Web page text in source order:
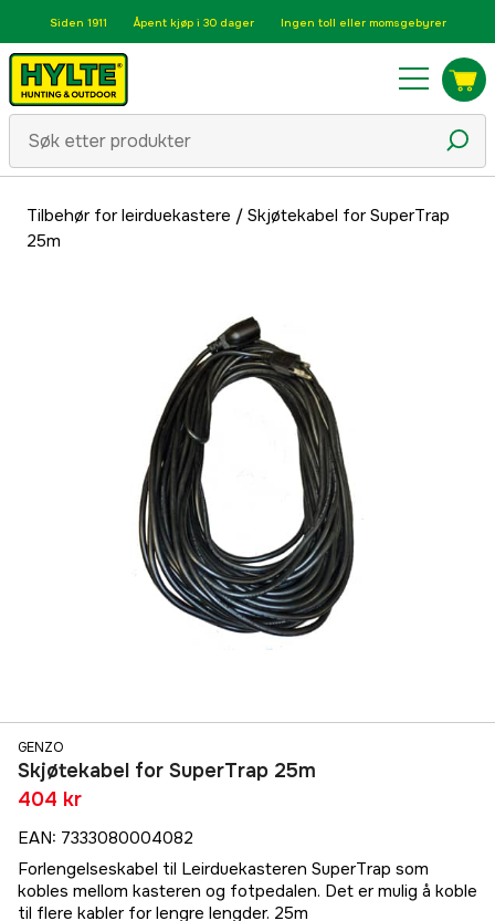
Siden 1911 Åpent kjøp i 30 dager Ingen toll eller momsgebyrer
Tilbehør for leirduekastere / Skjøtekabel for SuperTrap
25m
GENZO
Skjøtekabel for SuperTrap 25m
404 kr
EAN: 7333080004082
Forlengelseskabel til Leirduekasteren SuperTrap som
kobles mellom kasteren og fotpedalen. Det er mulig å koble
til flere kabler for lengre lengder. 25m